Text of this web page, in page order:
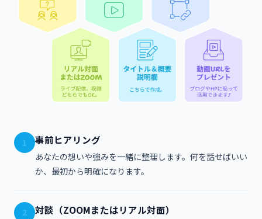
1 事前ヒアリング
あなたの想いや強みを一緒に整理します。何を話せばいい
か、最初から明確になります。
2 対談（ZOOMまたはリアル対面）